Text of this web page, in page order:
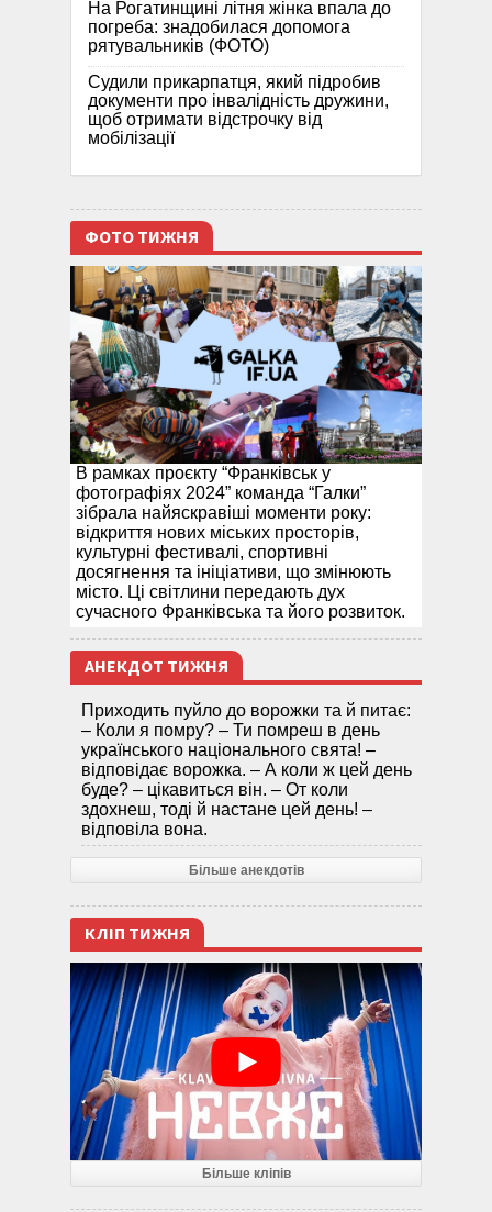
На Рогатинщині літня жінка впала до
погреба: знадобилася допомога
рятувальників (ФОТО)
Судили прикарпатця, який підробив
документи про інвалідність дружини,
щоб отримати відстрочку від
мобілізації
ФОТО ТИЖНЯ
В рамках проєкту “Франківськ у
фотографіях 2024” команда “Галки”
зібрала найяскравіші моменти року:
відкриття нових міських просторів,
культурні фестивалі, спортивні
досягнення та ініціативи, що змінюють
місто. Ці світлини передають дух
сучасного Франківська та його розвиток.
АНЕКДОТ ТИЖНЯ
Приходить пуйло до ворожки та й питає:
– Коли я помру? – Ти помреш в день
українського національного свята! –
відповідає ворожка. – А коли ж цей день
буде? – цікавиться він. – От коли
здохнеш, тоді й настане цей день! –
відповіла вона.
Більше анекдотів
КЛІП ТИЖНЯ
Більше кліпів